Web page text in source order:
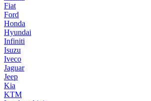
Fiat
Ford
Honda
Hyundai
Infiniti
Isuzu
Iveco
Jaguar
Jeep
Kia
KTM